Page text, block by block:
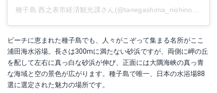
ビーチに恵まれた種子島でも、人々がこぞって集まる名所がここ
浦田海水浴場。長さは300mに満たない砂浜ですが、両側に岬の丘
を配して左右に真っ白な砂浜が伸び、正面には大隅海峡の真っ青
な海域と空の景色が広がります。種子島で唯一、日本の水浴場88
選に選定された魅力の場所です。